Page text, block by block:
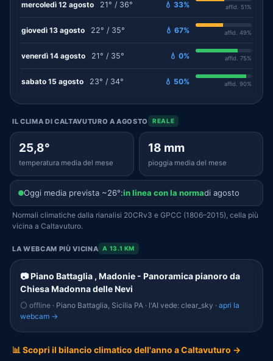
mercoledì 12 agosto 21° / 36° 💧 33% affid. 51%
giovedì 13 agosto 22° / 35° 💧 67% affid. 49%
venerdì 14 agosto 21° / 35° 💧 0% affid. 75%
sabato 15 agosto 23° / 34° 💧 50% affid. 90%
IL CLIMA DI CALTAVUTURO A AGOSTO REALE
25,8°
temperatura media del mese
18 mm
pioggia media del mese
Oggi media prevista ~26°:in linea con la normadi agosto
Normali climatiche dalla rianalisi 20CRv3 e GPCC (1806–2015), cella più
vicina a Caltavuturo.
LA WEBCAM PIÙ VICINA A 13.1 KM
📷 Piano Battaglia , Madonie - Panoramica pianoro da
Chiesa Madonna delle Nevi
⚪ offline · Piano Battaglia, Sicilia PA · l'AI vede: clear_sky · apri la
webcam →
📊 Scopri il bilancio climatico dell'anno a Caltavuturo →